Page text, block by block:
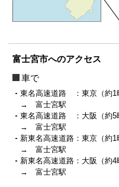
富士宮市へのアクセス
車で
東名高速道路 ：東京（約
→ 富士宮駅
東名高速道路 ：大阪（
→ 富士宮駅
新東名高速道路：東京（
→ 富士宮駅
新東名高速道路：大阪（
→ 富士宮駅